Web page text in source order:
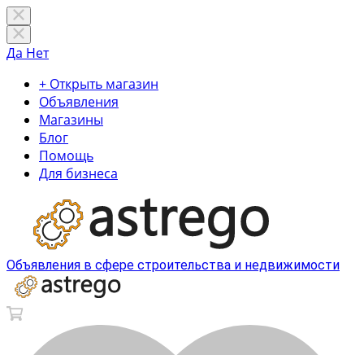
Да Нет
+ Открыть магазин
Объявления
Магазины
Блог
Помощь
Для бизнеса
Объявления в сфере строительства и недвижимости